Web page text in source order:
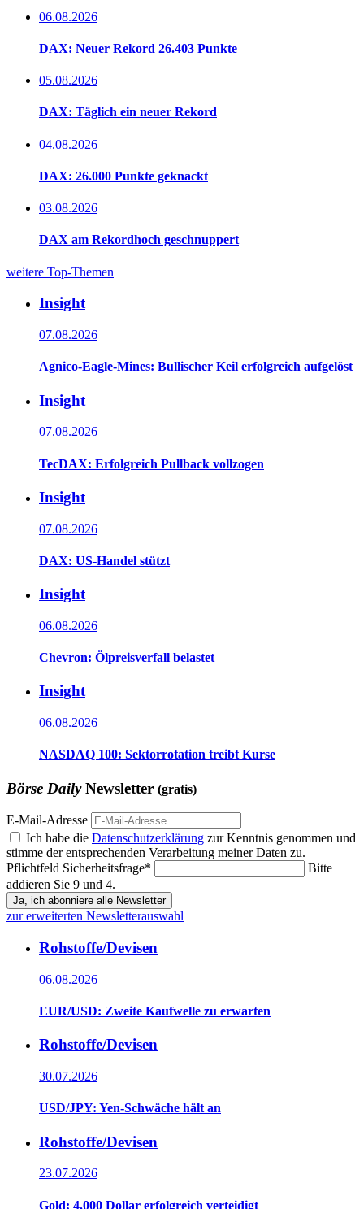
06.08.2026
DAX: Neuer Rekord 26.403 Punkte
05.08.2026
DAX: Täglich ein neuer Rekord
04.08.2026
DAX: 26.000 Punkte geknackt
03.08.2026
DAX am Rekordhoch geschnuppert
weitere Top-Themen
Insight
07.08.2026
Agnico-Eagle-Mines: Bullischer Keil erfolgreich aufgelöst
Insight
07.08.2026
TecDAX: Erfolgreich Pullback vollzogen
Insight
07.08.2026
DAX: US-Handel stützt
Insight
06.08.2026
Chevron: Ölpreisverfall belastet
Insight
06.08.2026
NASDAQ 100: Sektorrotation treibt Kurse
Börse DailyNewsletter (gratis)
E-Mail-Adresse
Ich habe die Datenschutzerklärung zur Kenntnis genommen und
stimme der entsprechenden Verarbeitung meiner Daten zu.
Pflichtfeld Sicherheitsfrage*
Bitte
addieren Sie 9 und 4.
Ja, ich abonniere alle Newsletter
zur erweiterten Newsletterauswahl
Rohstoffe/Devisen
06.08.2026
EUR/USD: Zweite Kaufwelle zu erwarten
Rohstoffe/Devisen
30.07.2026
USD/JPY: Yen-Schwäche hält an
Rohstoffe/Devisen
23.07.2026
Gold: 4.000 Dollar erfolgreich verteidigt